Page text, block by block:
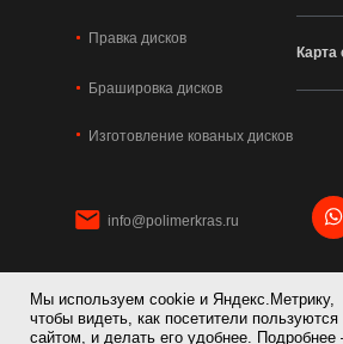
Правка дисков
Брашировка дисков
Изготовление кованых дисков
Карта
info@polimerkras.ru
+7 495 120 21 36
Мы используем cookie и Яндекс.Метрику,
чтобы видеть, как посетители пользуются
сайтом, и делать его удобнее.